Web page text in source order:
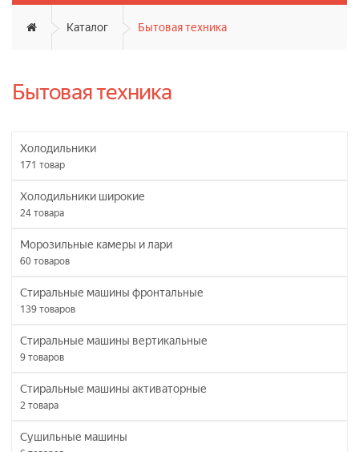
Каталог Бытовая техника
Бытовая техника
Холодильники
171 товар
Холодильники широкие
24 товара
Морозильные камеры и лари
60 товаров
Стиральные машины фронтальные
139 товаров
Стиральные машины вертикальные
9 товаров
Стиральные машины активаторные
2 товара
Сушильные машины